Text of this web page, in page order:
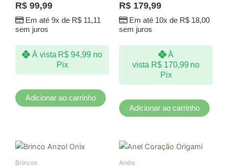
R$ 99,99
Em até 9x de R$11,11
sem juros
À vista R$ 94,99 no
Pix
Adicionar ao carrinho
R$ 179,99
Em até 10x de R$18,00
sem juros
À
vista R$170,99 no
Pix
Adicionar ao carrinho
Brincos Anéis